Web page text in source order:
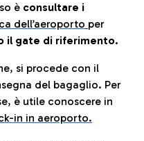
è consultare i
dell’aeroporto per
il gate di riferimento.
si procede con il
del bagaglio. Per
è utile conoscere in
in in aeroporto.